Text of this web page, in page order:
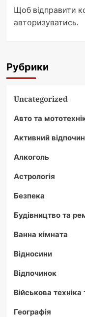
Щоб відправити
авторизуватись.
Рубрики
Uncategorized
Авто та
Активний
Алкоголь
Астрологія
Безпека
Будівництво та
Ванна кімната
Відносини
Відпочинок
Військова техніка
Географія